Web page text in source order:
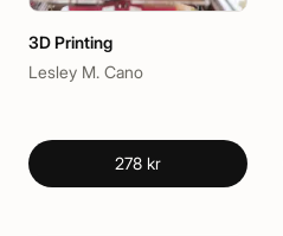
3D Printing
Lesley M. Cano
278 kr